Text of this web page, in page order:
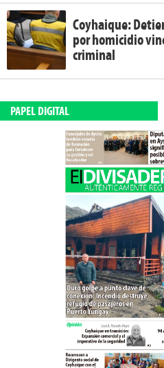
Coyhaique:
por homicidio
criminal
PAPEL DIGITAL